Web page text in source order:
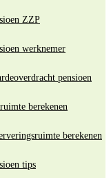
ZZP
werknemer
pensioen
berekenen
berekenen
tips